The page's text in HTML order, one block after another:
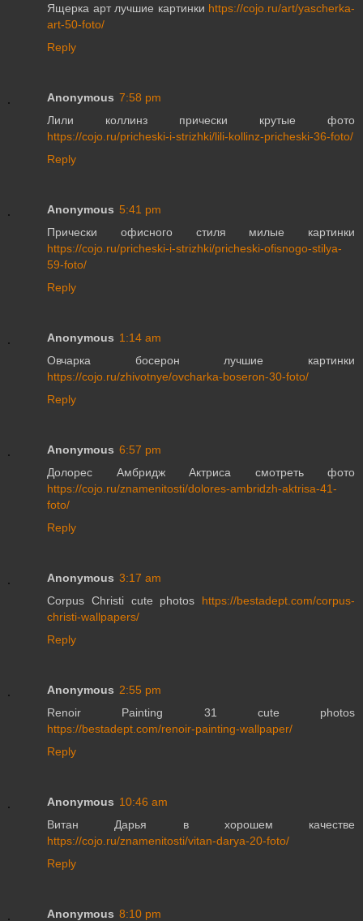
Ящерка арт лучшие картинки https://cojo.ru/art/yascherka-
art-50-foto/
Reply
Anonymous 7:58 pm
Лили коллинз прически крутые фото
https://cojo.ru/pricheski-i-strizhki/lili-kollinz-pricheski-36-foto/
Reply
Anonymous 5:41 pm
Прически офисного стиля милые картинки
https://cojo.ru/pricheski-i-strizhki/pricheski-ofisnogo-stilya-
59-foto/
Reply
Anonymous 1:14 am
Овчарка босерон лучшие картинки
https://cojo.ru/zhivotnye/ovcharka-boseron-30-foto/
Reply
Anonymous 6:57 pm
Долорес Амбридж Актриса смотреть фото
https://cojo.ru/znamenitosti/dolores-ambridzh-aktrisa-41-
foto/
Reply
Anonymous 3:17 am
Corpus Christi cute photos https://bestadept.com/corpus-
christi-wallpapers/
Reply
Anonymous 2:55 pm
Renoir Painting 31 cute photos
https://bestadept.com/renoir-painting-wallpaper/
Reply
Anonymous 10:46 am
Витан Дарья в хорошем качестве
https://cojo.ru/znamenitosti/vitan-darya-20-foto/
Reply
Anonymous 8:10 pm